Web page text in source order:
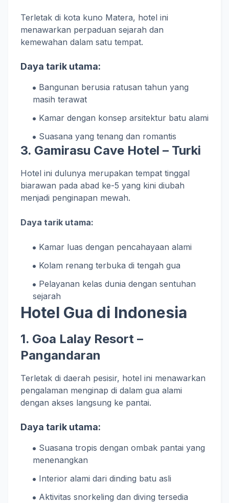
Terletak di kota kuno Matera, hotel ini
menawarkan perpaduan sejarah dan
kemewahan dalam satu tempat.
Daya tarik utama:
Bangunan berusia ratusan tahun yang
masih terawat
Kamar dengan konsep arsitektur batu alami
Suasana yang tenang dan romantis
3. Gamirasu Cave Hotel – Turki
Hotel ini dulunya merupakan tempat tinggal
biarawan pada abad ke-5 yang kini diubah
menjadi penginapan mewah.
Daya tarik utama:
Kamar luas dengan pencahayaan alami
Kolam renang terbuka di tengah gua
Pelayanan kelas dunia dengan sentuhan
sejarah
Hotel Gua di Indonesia
1. Goa Lalay Resort –
Pangandaran
Terletak di daerah pesisir, hotel ini menawarkan
pengalaman menginap di dalam gua alami
dengan akses langsung ke pantai.
Daya tarik utama:
Suasana tropis dengan ombak pantai yang
menenangkan
Interior alami dari dinding batu asli
Aktivitas snorkeling dan diving tersedia